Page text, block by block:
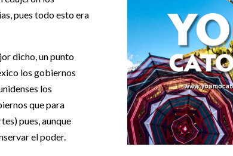
pues todo esto era
dicho, un punto
los gobiernos
los
que para
pues, aunque
el poder.